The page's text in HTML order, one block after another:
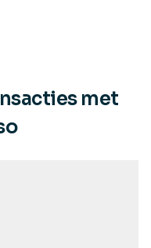
met